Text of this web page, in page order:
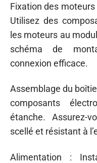
Fixation des
Utilisez des
les moteurs au
schéma de
connexion efficace.
Assemblage du
composants
étanche. Assurez-
scellé et résistant à
Alimentation :